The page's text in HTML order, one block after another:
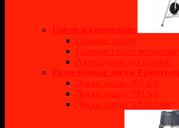
Грили и коптильни
Газовые грили
Газовые грили встраивае
Аксессуары для грилей
Разделочные доски Epicurean
Доски серии 700 GS
Доски серии 700 NS
Доски серии All-In-One